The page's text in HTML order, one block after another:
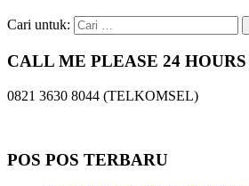
Cari untuk:
CALL ME PLEASE 24 HOURS
0821 3630 8044 (TELKOMSEL)
POS POS TERBARU